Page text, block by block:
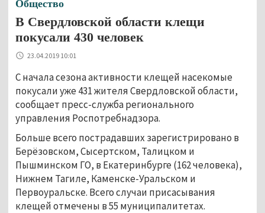
Общество
В Свердловской области клещи
покусали 430 человек
23.04.2019 10:01
С начала сезона активности клещей насекомые
покусали уже 431 жителя Свердловской области,
сообщает пресс-служба регионального
управления Роспотребнадзора.
Больше всего пострадавших зарегистрировано в
Берёзовском, Сысертском, Талицком и
Пышминском ГО, в Екатеринбурге (162 человека),
Нижнем Тагиле, Каменске-Уральском и
Первоуральске. Всего случаи присасывания
клещей отмечены в 55 муниципалитетах.